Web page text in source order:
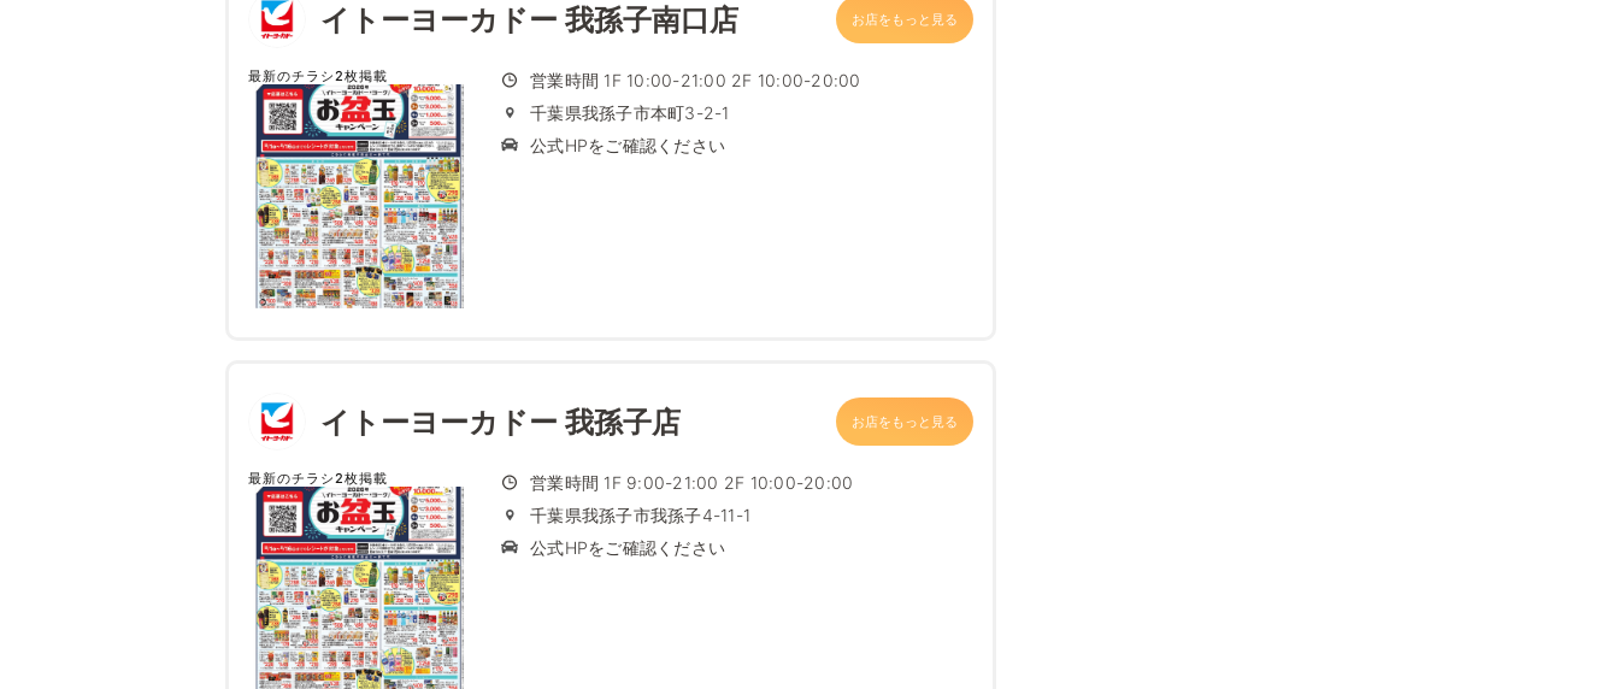
イトーヨーカドー 我孫子南口店 お店をもっと見る
最新のチラシ2枚掲載
営業時間 1F 10:00-21:00 2F 10:00-20:00
千葉県我孫子市本町3-2-1
公式HPをご確認ください
イトーヨーカドー 我孫子店 お店をもっと見る
最新のチラシ2枚掲載
営業時間 1F 9:00-21:00 2F 10:00-20:00
千葉県我孫子市我孫子4-11-1
公式HPをご確認ください